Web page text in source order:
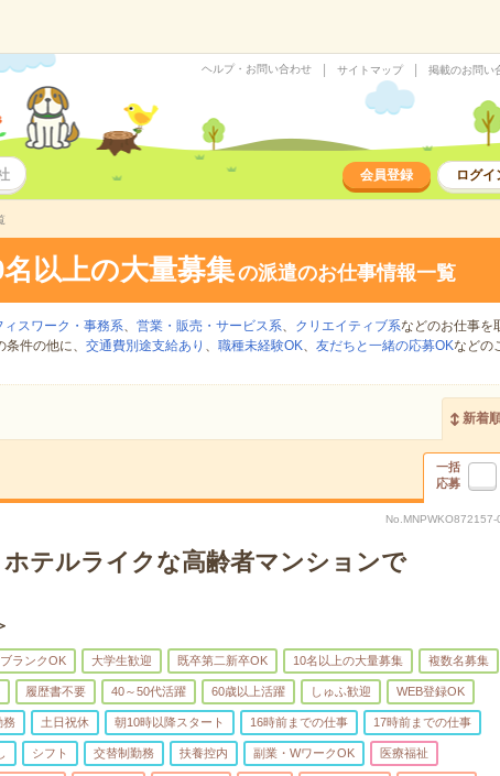
ヘルプ・お問い合わせ サイトマップ 掲載のお問い
会員登録 ログイ
以上の大量募集の派遣のお仕事情報一覧
ィスワーク・事務系、 営業・販売・サービス系、 クリエイティブ系などのお仕事を
件の他に、 交通費別途支給あり 、 職種未経験OK、 友だちと一緒の応募OKなどの
新着
一括
応募
No.MNPWKO872157-
テルライクな高齢者マンションで
ブランクOK 大学生歓迎 既卒第二新卒OK 10名以上の大量募集 複数名募集
履歴書不要 40～50代活躍 60歳以上活躍 しゅふ歓迎 WEB登録OK
務 土日祝休 朝10時以降スタート 16時前までの仕事 17時前までの仕事
シフト 交替制勤務 扶養控内 副業・WワークOK 医療福祉